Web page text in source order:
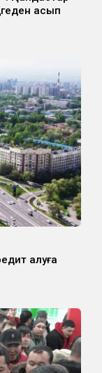
асып
алуға